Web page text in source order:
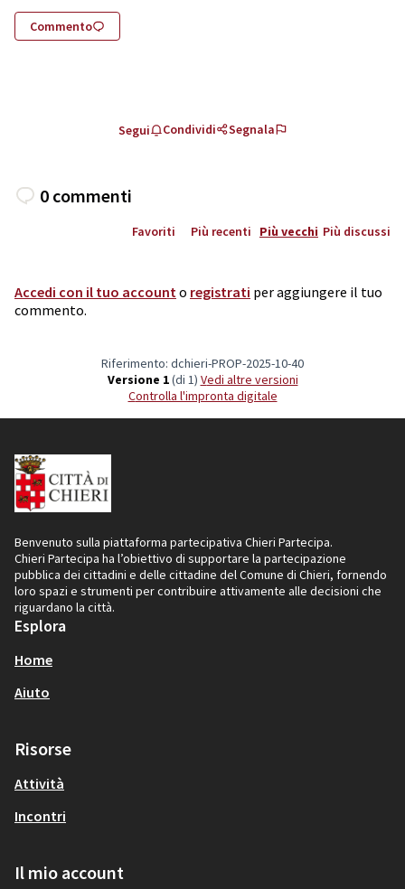
Commento
Segui Condividi Segnala
0 commenti
Favoriti Più recenti Più vecchi Più discussi
Accedi con il tuo account o registrati per aggiungere il tuo
commento.
Riferimento: dchieri-PROP-2025-10-40
Versione 1(di 1) vedi altre versioni
Controlla l'impronta digitale
Benvenuto sulla piattaforma partecipativa Chieri Partecipa.
Chieri Partecipa ha l’obiettivo di supportare la partecipazione
pubblica dei cittadini e delle cittadine del Comune di Chieri, fornendo
loro spazi e strumenti per contribuire attivamente alle decisioni che
riguardano la città.
Esplora
Home
Aiuto
Risorse
Attività
Incontri
Il mio account